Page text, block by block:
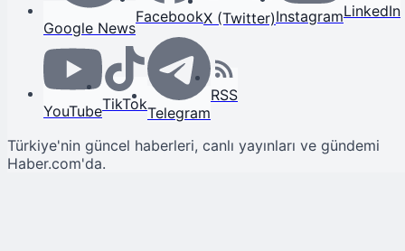
Google News
FacebookX (Twitter)InstagramLinkedIn
YouTubeTikTokTelegram
RSS
Türkiye'nin güncel haberleri, canlı yayınları ve gündemi
Haber.com'da.